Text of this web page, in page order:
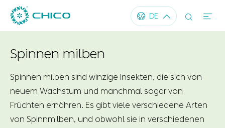
 DE   
Spinnen milben
Spinnen milben sind winzige Insekten, die sich von
neuem Wachstum und manchmal sogar von
Früchten ernähren. Es gibt viele verschiedene Arten
von Spinnmilben, und obwohl sie in verschiedenen